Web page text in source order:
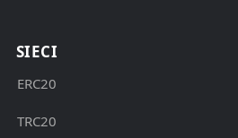
SIECI
ERC20
TRC20